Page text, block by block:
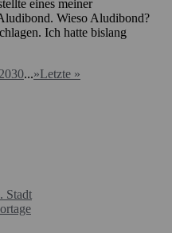
eines meiner
Wieso Aludibond?
Ich hatte bislang
2030...»Letzte »
Stadt